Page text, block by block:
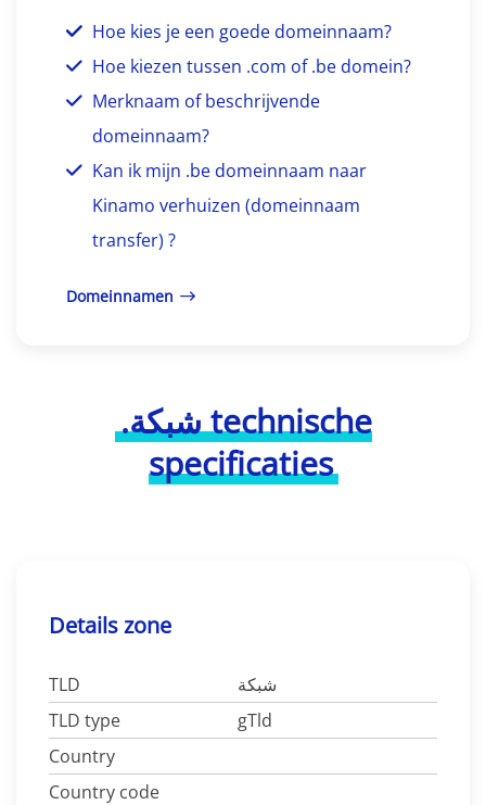
Hoe kies je een goede domeinnaam?
Hoe kiezen tussen .com of .be domein?
Merknaam of beschrijvende
domeinnaam?
Kan ik mijn .be domeinnaam naar
Kinamo verhuizen (domeinnaam
transfer) ?
Domeinnamen
.شبكة technische
specificaties
Details zone
TLD
شبكة
TLD type
gTld
Country
Country code